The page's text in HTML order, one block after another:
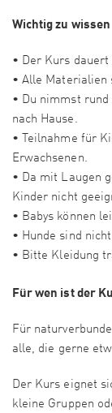
Wichtig zu wissen
• Der Kurs dauert
• Alle Materialien
• Du nimmst
nach Hause.
• Teilnahme für
Erwachsenen.
• Da mit Laugen
Kinder nicht
• Babys können
• Hunde sind
• Bitte Kleidung
Für wen ist der
Für
alle, die gerne
Der Kurs eignet
kleine Gruppen